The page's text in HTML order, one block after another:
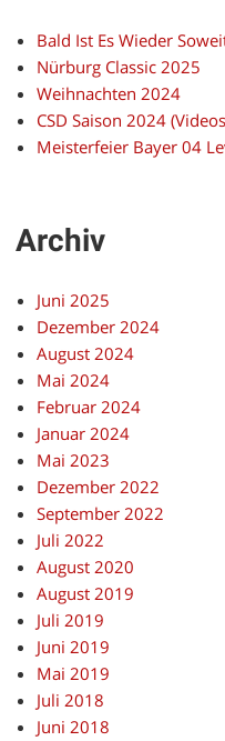
Bald Ist Es Wieder
Nürburg Classic 2025
Weihnachten 2024
CSD Saison 2024
Meisterfeier Bayer 04
Archiv
Juni 2025
Dezember 2024
August 2024
Mai 2024
Februar 2024
Januar 2024
Mai 2023
Dezember 2022
September 2022
Juli 2022
August 2020
August 2019
Juli 2019
Juni 2019
Mai 2019
Juli 2018
Juni 2018